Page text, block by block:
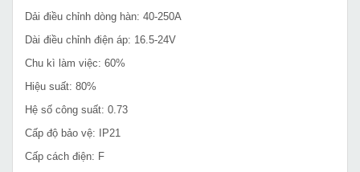
Dải điều chỉnh dòng hàn: 40-250A
Dài điều chỉnh điện áp: 16.5-24V
Chu kì làm việc: 60%
Hiệu suất: 80%
Hệ số công suất: 0.73
Cấp độ bảo vệ: IP21
Cấp cách điện: F